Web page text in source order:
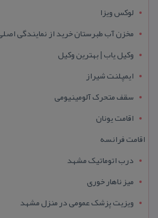
لوکس ویزا
مخزن آب طبرستان خرید از نمایندگی
وکیل یاب | بهترین وکیل
ایمپلنت شیراز
سقف متحرک آلومینیومی
اقامت یونان
اقامت فرانسه
درب اتوماتیک مشهد
میز ناهار خوری
ویزیت پزشک عمومی در منزل مشهد